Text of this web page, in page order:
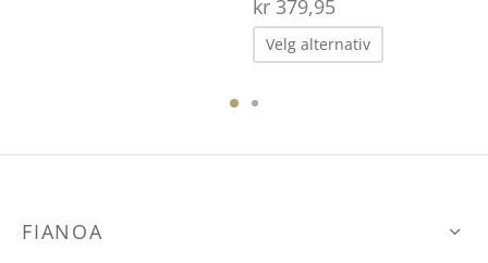
kr379,95
Velg alternativ
Dette
produktet
FIANOA